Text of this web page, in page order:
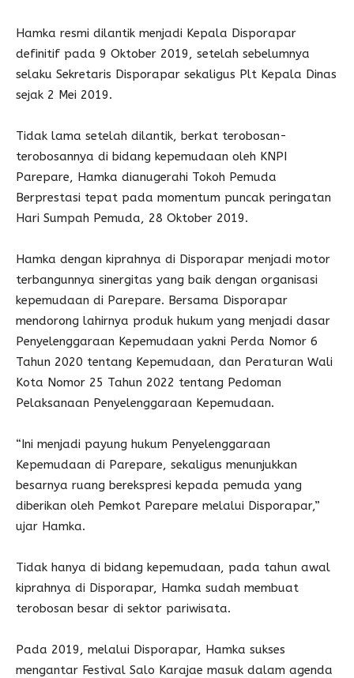
Hamka resmi dilantik menjadi Kepala Disporapar
definitif pada 9 Oktober 2019, setelah sebelumnya
selaku Sekretaris Disporapar sekaligus Plt Kepala Dinas
sejak 2 Mei 2019.
Tidak lama setelah dilantik, berkat terobosan-
terobosannya di bidang kepemudaan oleh KNPI
Parepare, Hamka dianugerahi Tokoh Pemuda
Berprestasi tepat pada momentum puncak peringatan
Hari Sumpah Pemuda, 28 Oktober 2019.
Hamka dengan kiprahnya di Disporapar menjadi motor
terbangunnya sinergitas yang baik dengan organisasi
kepemudaan di Parepare. Bersama Disporapar
mendorong lahirnya produk hukum yang menjadi dasar
Penyelenggaraan Kepemudaan yakni Perda Nomor 6
Tahun 2020 tentang Kepemudaan, dan Peraturan Wali
Kota Nomor 25 Tahun 2022 tentang Pedoman
Pelaksanaan Penyelenggaraan Kepemudaan.
“Ini menjadi payung hukum Penyelenggaraan
Kepemudaan di Parepare, sekaligus menunjukkan
besarnya ruang berekspresi kepada pemuda yang
diberikan oleh Pemkot Parepare melalui Disporapar,”
ujar Hamka.
Tidak hanya di bidang kepemudaan, pada tahun awal
kiprahnya di Disporapar, Hamka sudah membuat
terobosan besar di sektor pariwisata.
Pada 2019, melalui Disporapar, Hamka sukses
mengantar Festival Salo Karajae masuk dalam agenda